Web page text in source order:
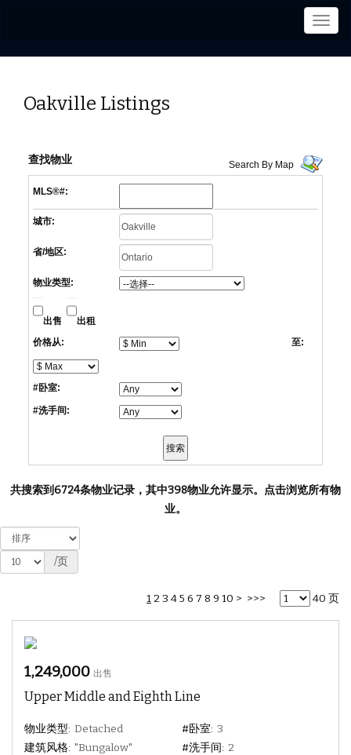
菜
Oakville Listings
查找物业 Search By Map
MLS®#:
城市:
省/地区:
物业类型:
出售
出租
价格从:
至:
#卧室:
#洗手间:
共搜索到6724条物业记录，其中398物业允许显示。 点击浏览所有物
业。
/页
123 45 6 7 8 9 10 > >>> 40 页
1,249,000 出售
Upper Middle and Eighth Line
物业类型: Detached
建筑风格: "Bungalow"
#卧室: 3
#洗手间: 2